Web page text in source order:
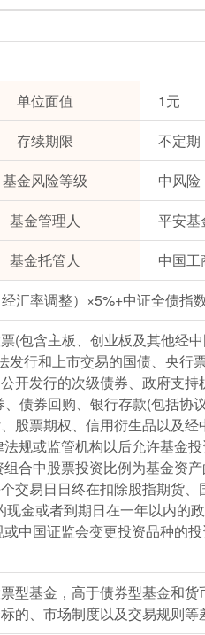
单位面值
1元
存续期限
不定期
基金风险等级
中风险
基金管理人
平安基
基金托管人
中国
汇率调整）×5%+中证全债指
(包含主板、创业板及其他经
行和上市交易的国债、央行
开发行的次级债券、政府支
债券回购、银行存款(包括协
股票期权、信用衍生品以及
规或监管机构以后允许基金
合中股票投资比例为基金资
交易日日终在扣除股指期货
金或者到期日在一年以内的
中国证监会变更投资品种的
型基金，高于债券型基金和
的、市场制度以及交易规则等